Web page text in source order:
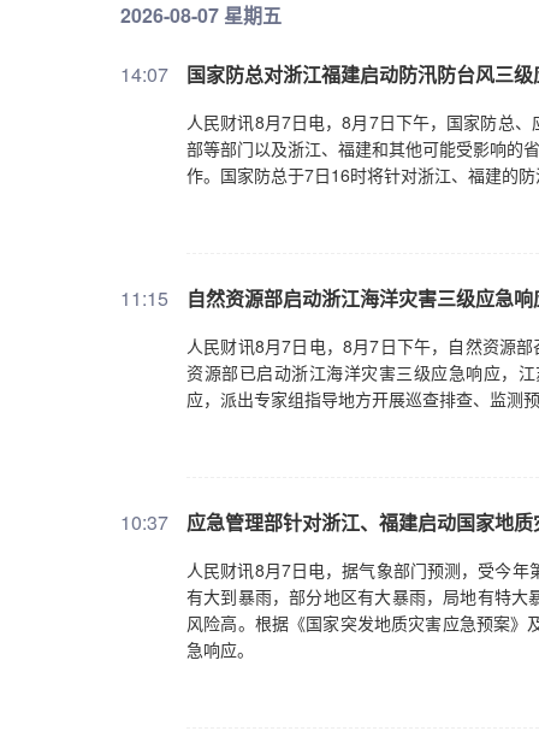
2026-08-07 星期五
14:07 国家防总对浙江福建启动防汛防台风三
人民财讯8月7日电，8月7日下午，国家防总
部等部门以及浙江、福建和其他可能受影响的
作。国家防总于7日16时将针对浙江、福建的
11:15 自然资源部启动浙江海洋灾害三级应急响
人民财讯8月7日电，8月7日下午，自然资源
资源部已启动浙江海洋灾害三级应急响应，
应，派出专家组指导地方开展巡查排查、监测
10:37 应急管理部针对浙江、福建启动国家地
人民财讯8月7日电，据气象部门预测，受今
有大到暴雨，部分地区有大暴雨，局地有特
风险高。根据《国家突发地质灾害应急预案
急响应。